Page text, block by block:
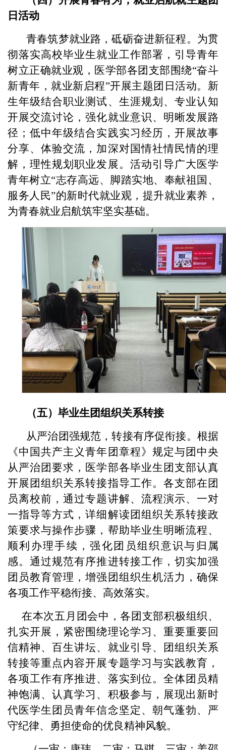
日活动
青春筑梦就业路，砥砺奋进新征程。为贯
彻落实高校毕业生就业工作部署，引导青年
树立正确就业观，医学部各团支部围绕“奋斗
新青年，就业新启程”开展主题团日活动。新
生年级结合职业测试、生涯规划、专业认知
开展交流讨论，强化就业意识、明晰发展路
径；低中年级结合实践实习经历，开展故事
分享、体验交流，加深对国情社情民情的理
解，理性规划职业发展。活动引导广大医学
青年树立“志存高远、脚踏实地、奉献祖国、
服务人民”的新时代就业观，提升就业素养，
为青春就业启航筑牢坚实基础。
（五）毕业生团组织关系转接
从严治团强规范，转接有序促衔接。根据
《中国共产主义青年团章程》规定与团中央
从严治团要求，医学部各毕业生团支部认真
开展团组织关系转接指导工作。各支部在团
员离校前，通过专题讲解、流程演示、一对
一指导等方式，详细解读团组织关系转接政
策要求与操作步骤，帮助毕业生明晰流程、
顺利办理手续，强化团员组织意识与归属
感。通过规范有序推进转接工作，切实加强
团员教育管理，增强团组织生机活力，确保
各项工作平稳衔接、高效落实。
在本次五月团会中，各团支部积极组织、
扎实开展，紧密围绕理论学习、重要重要回
信精神、百生讲坛、就业引导、团组织关系
转接等重点内容开展专题学习与实践教育，
各项工作有序推进、落实到位。全体团员精
神饱满、认真学习、积极参与，展现出新时
代医学生团员青年信念坚定、朝气蓬勃、严
守纪律、勇担使命的优良精神风貌。